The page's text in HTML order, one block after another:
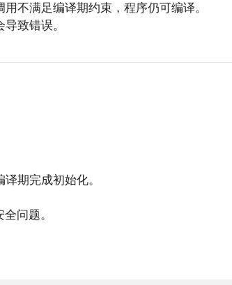
不满足编译期约束，程序仍可编译。
致错误。
译期完成初始化。
问题。